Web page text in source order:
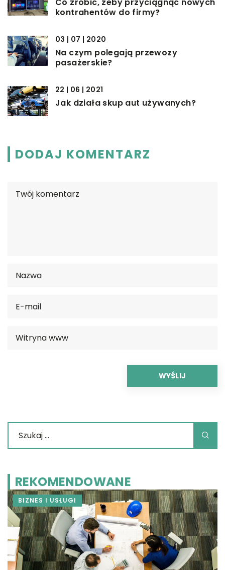
kontrahentów do firmy?
03 | 07 | 2020
Na czym polegają przewozy
pasażerskie?
22 | 06 | 2021
Jak działa skup aut używanych?
DODAJ KOMENTARZ
REKOMENDOWANE
BIZNES I USŁUGI